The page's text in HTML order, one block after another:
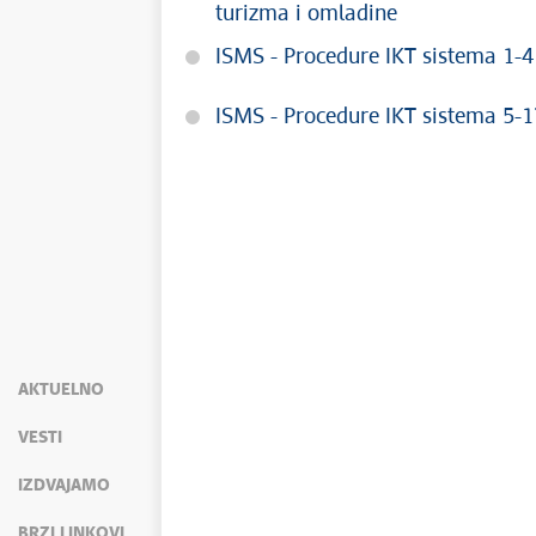
AKTUELNO
VESTI
IZDVAJAMO
turizma i omladine
ISMS - Procedure IKT sistema 1-4
ISMS - Procedure IKT sistema 5-